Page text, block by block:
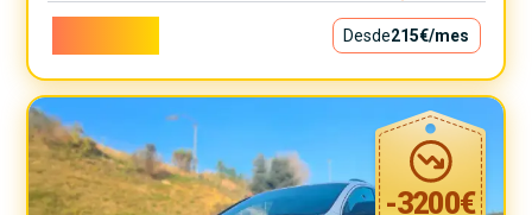
Desde215€/mes
-3200€